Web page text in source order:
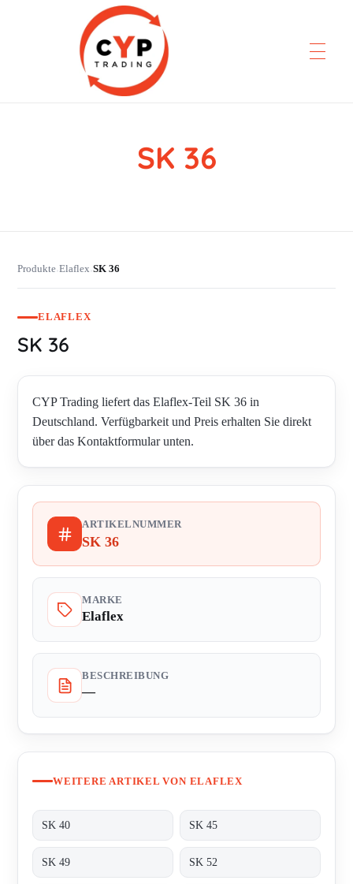
SK 36
Produkte›Elaflex›SK 36
ELAFLEX
SK 36
CYP Trading liefert das Elaflex-Teil SK 36 in
Deutschland. Verfügbarkeit und Preis erhalten Sie direkt
über das Kontaktformular unten.
ARTIKELNUMMER
SK 36
MARKE
Elaflex
BESCHREIBUNG
—
WEITERE ARTIKEL VON ELAFLEX
SK 40 SK 45
SK 49 SK 52